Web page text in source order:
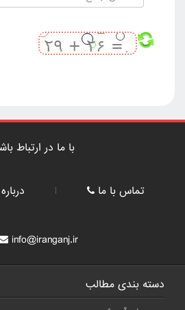
با ما در ارتباط
تماس با ما
info@iranganj.ir
دسته بندی مطالب